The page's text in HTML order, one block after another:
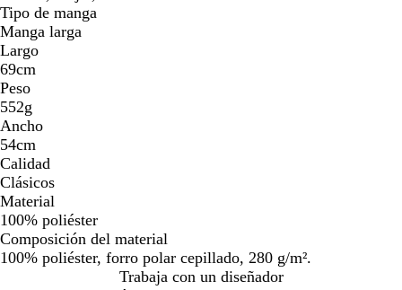
Tipo de manga
Manga larga
Largo
69cm
Peso
552g
Ancho
54cm
Calidad
Clásicos
Material
100% poliéster
Composición del material
100% poliéster, forro polar cepillado, 280 g/m².
Trabaja con un diseñador